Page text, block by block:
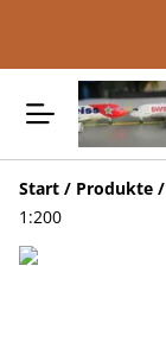
Start / Produkte /
1:200